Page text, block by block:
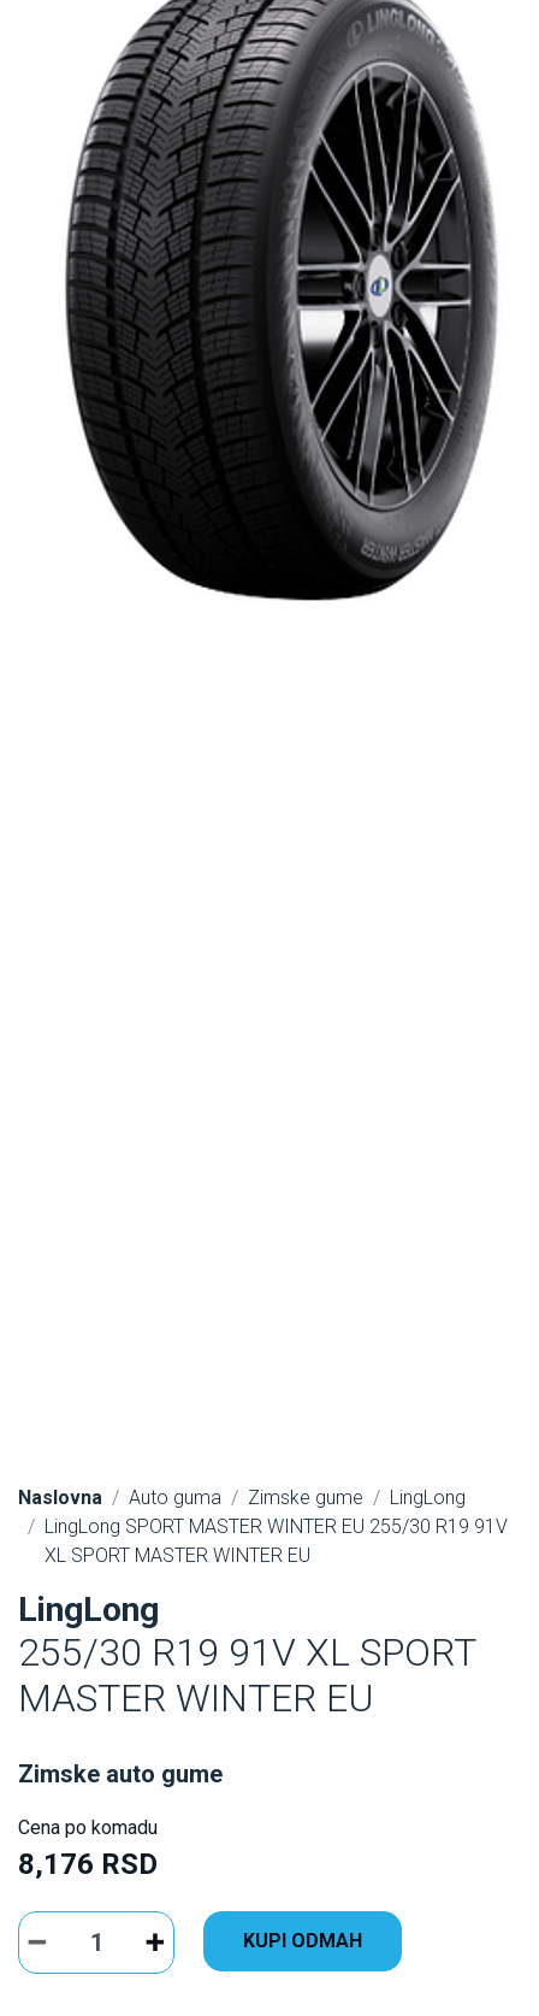
Naslovna Auto guma Zimske gume
LingLong
LingLong SPORT MASTER WINTER EU 255/30 R19 91V
XL SPORT MASTER WINTER EU
LingLong
255/30 R19 91V XL SPORT
MASTER WINTER EU
Zimske auto gume
Cena po komadu
8,176 RSD
KUPI ODMAH